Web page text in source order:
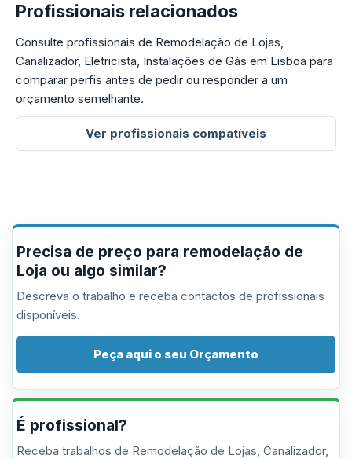
Profissionais relacionados
Consulte profissionais de Remodelação de Lojas,
Canalizador, Eletricista, Instalações de Gás em Lisboa para
comparar perfis antes de pedir ou responder a um
orçamento semelhante.
Ver profissionais compatíveis
Precisa de preço para remodelação de
Loja ou algo similar?
Descreva o trabalho e receba contactos de profissionais
disponíveis.
Peça aqui o seu Orçamento
É profissional?
Receba trabalhos de Remodelação de Lojas, Canalizador,